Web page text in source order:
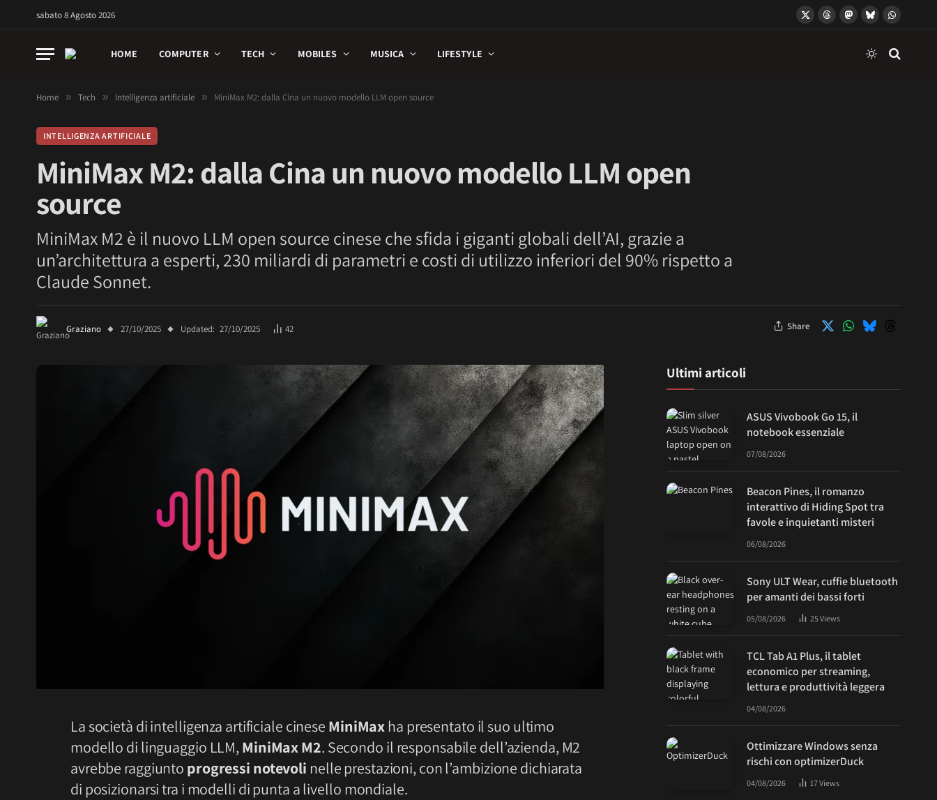
sabato 8 Agosto 2026
X
ThreadsMastodon
BlueskyWhatsApp
HOME COMPUTER TECH MOBILES MUSICA LIFESTYLE
Home » Tech » Intelligenza artificiale » MiniMax M2: dalla Cina un nuovo modello LLM open source
INTELLIGENZA ARTIFICIALE
MiniMax M2: dalla Cina un nuovo modello LLM open
source
MiniMax M2 è il nuovo LLM open source cinese che sfida i giganti globali dell’AI, grazie a
un’architettura a esperti, 230 miliardi di parametri e costi di utilizzo inferiori del 90% rispetto a
Claude Sonnet.
Graziano 27/10/2025 Updated: 27/10/2025 42 Share
La società di intelligenza artificiale cinese MiniMaxha presentato il suo ultimo
modello di linguaggio LLM,MiniMax M2. Secondo il responsabile dell’azienda, M2
avrebbe raggiunto progressi notevoli nelle prestazioni, con l’ambizione dichiarata
di posizionarsi tra i modelli di punta a livello mondiale.
Ultimi articoli
ASUS Vivobook Go 15, il
notebook essenziale
07/08/2026
Beacon Pines, il romanzo
interattivo di Hiding Spot tra
favole e inquietanti misteri
06/08/2026
Sony ULT Wear, cuffie bluetooth
per amanti dei bassi forti
05/08/2026 25Views
TCL Tab A1 Plus, il tablet
economico per streaming,
lettura e produttività leggera
04/08/2026
Ottimizzare Windows senza
rischi con optimizerDuck
04/08/2026 17Views